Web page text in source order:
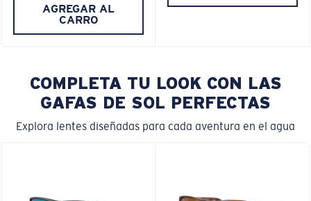
AGREGAR AL
CARRO
COMPLETA TU LOOK CON LAS
GAFAS DE SOL PERFECTAS
Explora lentes diseñadas para cada aventura en el agua